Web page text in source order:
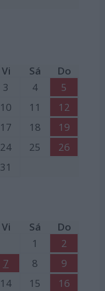
Vi Sá
Do
3 4
5
10 11
12
17 18
19
24 25
26
31
Vi Sá
Do
1
2
7 8
9
14 15
16